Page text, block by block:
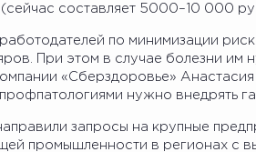
составляет 5000–10 000
по минимизации
При этом в случае болезни
«Сберздоровье»
нужно внедрять
запросы на крупные
промышленности в регионах с